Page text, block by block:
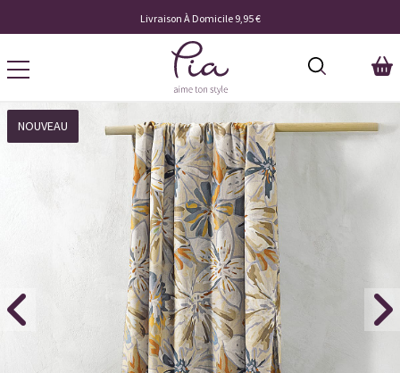
Livraison À Domicile 9,95 €
NOUVEAU